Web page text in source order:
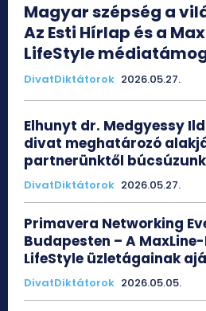
Magyar szépség a
Az Esti Hírlap és a
LifeStyle
DivatDiktátorok 2026.05.27.
Elhunyt dr. Medgyessy
divat meghatározó
partnerünktől búcsúzunk
DivatDiktátorok 2026.05.27.
Primavera Networking
Budapesten – A
LifeStyle üzletágainak
DivatDiktátorok 2026.05.05.